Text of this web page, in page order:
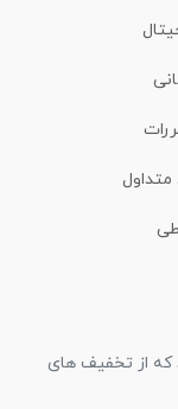
که از تخفیف های